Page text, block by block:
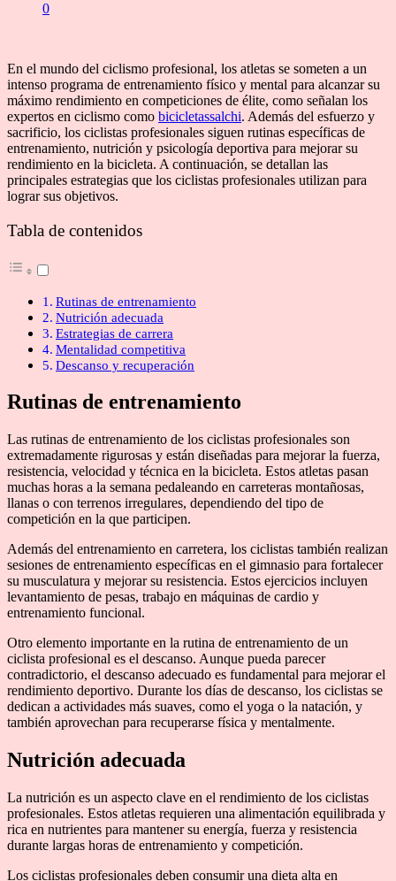
0
En el mundo del ciclismo profesional, los atletas se someten a un
intenso programa de entrenamiento físico y mental para alcanzar su
máximo rendimiento en competiciones de élite, como señalan los
expertos en ciclismo como bicicletassalchi. Además del esfuerzo y
sacrificio, los ciclistas profesionales siguen rutinas específicas de
entrenamiento, nutrición y psicología deportiva para mejorar su
rendimiento en la bicicleta. A continuación, se detallan las
principales estrategias que los ciclistas profesionales utilizan para
lograr sus objetivos.
Tabla de contenidos
Rutinas de entrenamiento
Nutrición adecuada
Estrategias de carrera
Mentalidad competitiva
Descanso y recuperación
Rutinas de entrenamiento
Las rutinas de entrenamiento de los ciclistas profesionales son
extremadamente rigurosas y están diseñadas para mejorar la fuerza,
resistencia, velocidad y técnica en la bicicleta. Estos atletas pasan
muchas horas a la semana pedaleando en carreteras montañosas,
llanas o con terrenos irregulares, dependiendo del tipo de
competición en la que participen.
Además del entrenamiento en carretera, los ciclistas también realizan
sesiones de entrenamiento específicas en el gimnasio para fortalecer
su musculatura y mejorar su resistencia. Estos ejercicios incluyen
levantamiento de pesas, trabajo en máquinas de cardio y
entrenamiento funcional.
Otro elemento importante en la rutina de entrenamiento de un
ciclista profesional es el descanso. Aunque pueda parecer
contradictorio, el descanso adecuado es fundamental para mejorar el
rendimiento deportivo. Durante los días de descanso, los ciclistas se
dedican a actividades más suaves, como el yoga o la natación, y
también aprovechan para recuperarse física y mentalmente.
Nutrición adecuada
La nutrición es un aspecto clave en el rendimiento de los ciclistas
profesionales. Estos atletas requieren una alimentación equilibrada y
rica en nutrientes para mantener su energía, fuerza y resistencia
durante largas horas de entrenamiento y competición.
Los ciclistas profesionales deben consumir una dieta alta en